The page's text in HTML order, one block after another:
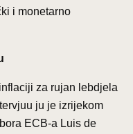
i monetarno
za rujan lebdjela
ju je izrijekom
ECB-a Luis de